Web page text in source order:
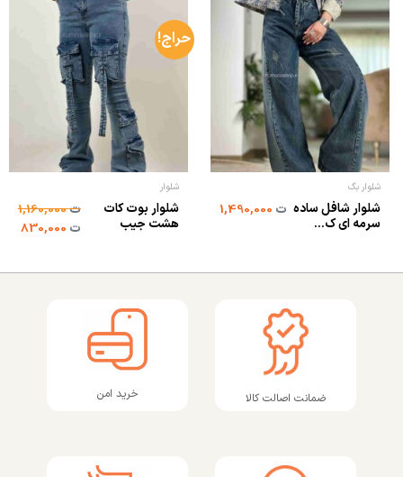
شلوار بگ
شلوار شافل ساده
سرمه ای ک...
ت1,490,000
حراج!
شلوار
شلوار بوت کات
هشت جیب
ت1,160,000
ت830,000
ضمانت اصالت کالا خرید امن